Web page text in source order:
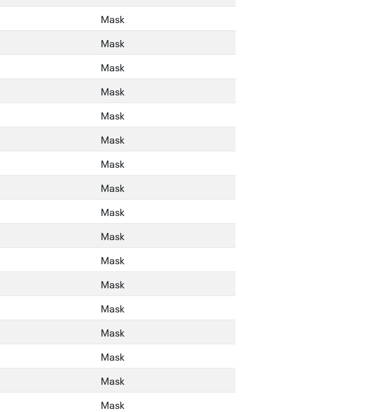
Mask
Mask
Mask
Mask
Mask
Mask
Mask
Mask
Mask
Mask
Mask
Mask
Mask
Mask
Mask
Mask
Mask